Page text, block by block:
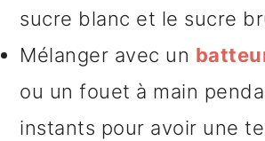
sucre blanc et le sucre
Mélanger avec un
ou un fouet à main
instants pour avoir une